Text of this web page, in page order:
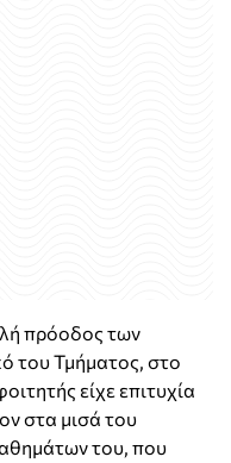
πρόοδος των
του Τμήματος, στο
είχε επιτυχία
στα μισά του
του, που